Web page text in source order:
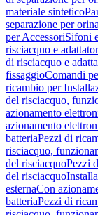
materiale sintetico
separazione per
per AccessoriSifoni
risciacquo e
di risciacquo e
fissaggioComandi
ricambio per
del risciacquo,
azionamento
azionamento
batteriaPezzi di
risciacquo,
del risciacquoPezzi
del risciacquo
esternaCon
batteriaPezzi di